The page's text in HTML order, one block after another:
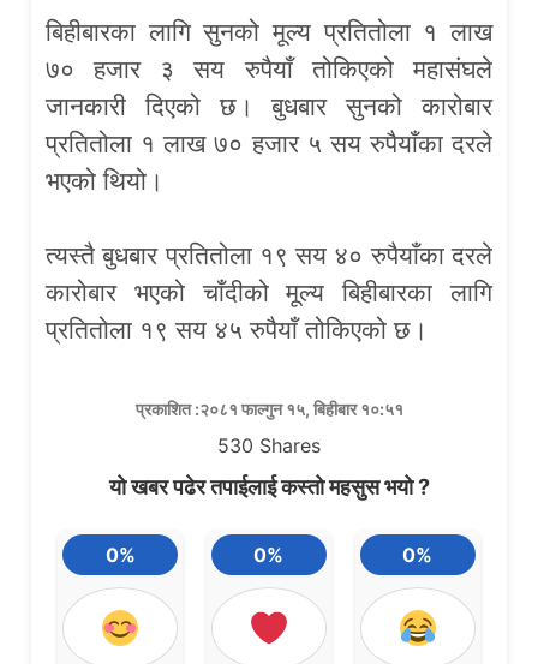
बिहीबारका लागि सुनको मूल्य प्रतितोला १ लाख
७० हजार ३ सय रुपैयाँ तोकिएको महासंघले
जानकारी दिएको छ। बुधबार सुनको कारोबार
प्रतितोला १ लाख ७० हजार ५ सय रुपैयाँका दरले
भएको थियो।
त्यस्तै बुधबार प्रतितोला १९ सय ४० रुपैयाँका दरले
कारोबार भएको चाँदीको मूल्य बिहीबारका लागि
प्रतितोला १९ सय ४५ रुपैयाँ तोकिएको छ।
प्रकाशित :२०८१ फाल्गुन १५, बिहीबार १०:५१
530 Shares
यो खबर पढेर तपाईलाई कस्तो महसुस भयो ?
0% 0% 0%